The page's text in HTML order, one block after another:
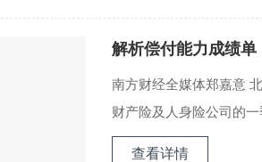
解析偿付能力成绩
南方财经全媒体郑嘉意
财产险及人身险公司的
查看详情